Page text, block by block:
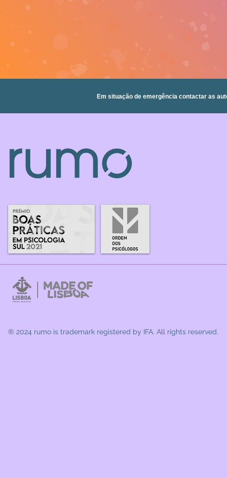
Em situação de emergência contactar as
® 2024 rumo is trademark registered by IFA. All rights reserved.